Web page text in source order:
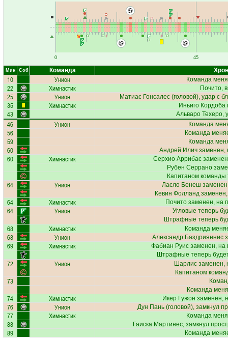
0 45
Мин Соб Команда
10 Унион Команда
22 Химнастик Почито,
25 Унион Матиас Гонсалес (головой), удар с
35 Химнастик Иньиго Кордоба
43 Альваро Техеро,
46 Унион Команда
56 Команда
59 Команда
60 Андрей Иличзаменен,
60 Химнастик Серхио Аррибас
Рубен Серрано
Капитаном команды
64 Унион Ласло Бенеш
Кевин Фолланд
64 Химнастик Почито заменен, на
64 Унион
Угловые теперь
Штрафные теперь
68 Химнастик Команда
68 Унион Александр Баздрияннис
69 Химнастик Фабиан Руисзаменен, на
Штрафные теперь
72 Унион Шарлисзаменен,
Капитаном
73
Команда
74 Химнастик Икер Гужон заменен,
76 Унион Дун Пань (головой), замкнул
77 Химнастик Команда
88 Гаиска Мартинес, замкнул
89 Команда